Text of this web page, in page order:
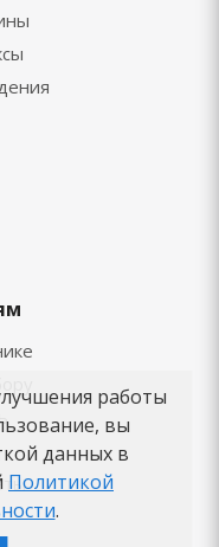
работы
вы
данных в
Политикой
.